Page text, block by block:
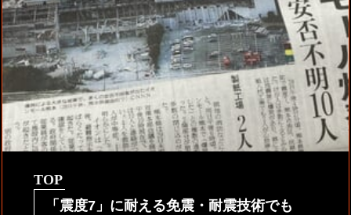
TOP
「震度7」に耐える免震・耐震技術でも